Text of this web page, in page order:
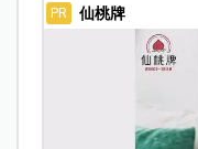
PR 仙桃牌